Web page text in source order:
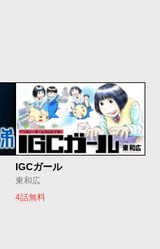
IGCガール
東和広
4話無料